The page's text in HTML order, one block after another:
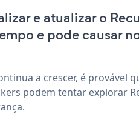
e atualizar o
e pode causar
a crescer, é provável
podem tentar explorar